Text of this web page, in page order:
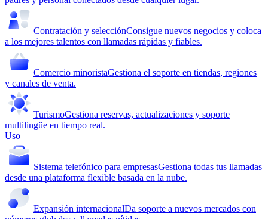
Contratación y selecciónConsigue nuevos negocios y coloca
a los mejores talentos con llamadas rápidas y fiables.
Comercio minoristaGestiona el soporte en tiendas, regiones
y canales de venta.
TurismoGestiona reservas, actualizaciones y soporte
multilingüe en tiempo real.
Uso
Sistema telefónico para empresasGestiona todas tus llamadas
desde una plataforma flexible basada en la nube.
Expansión internacionalDa soporte a nuevos mercados con